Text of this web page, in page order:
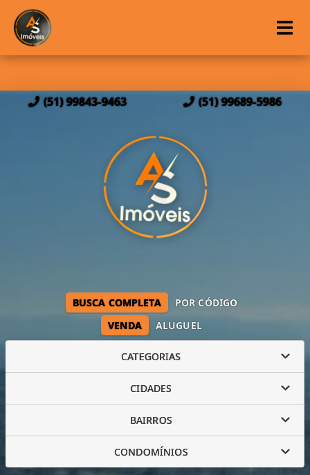
(51) 99843-9463 (51) 99689-5986
VENDA ALUGUEL
BUSCA COMPLETA POR CÓDIGO
CATEGORIAS
CIDADES
BAIRROS
CONDOMÍNIOS